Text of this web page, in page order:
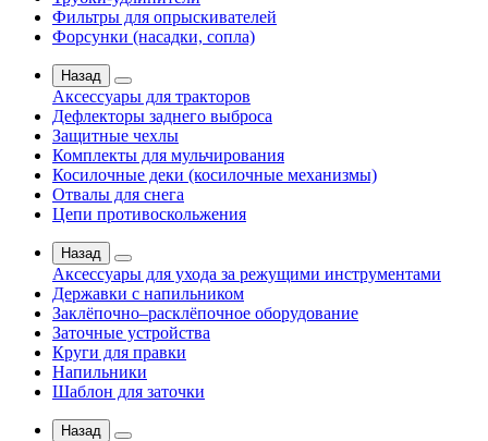
Фильтры для опрыскивателей
Форсунки (насадки, сопла)
Назад
Аксессуары для тракторов
Дефлекторы заднего выброса
Защитные чехлы
Комплекты для мульчирования
Косилочные деки (косилочные механизмы)
Отвалы для снега
Цепи противоскольжения
Назад
Аксессуары для ухода за режущими инструментами
Державки с напильником
Заклёпочно–расклёпочное оборудование
Заточные устройства
Круги для правки
Напильники
Шаблон для заточки
Назад